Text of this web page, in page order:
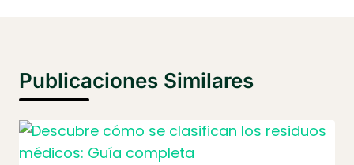
Publicaciones Similares